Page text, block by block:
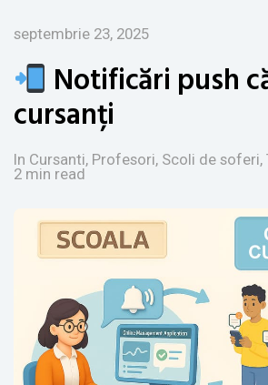
septembrie 23, 2025
Notificări push
cursanți
In Cursanti, Profesori, Scoli de
2 min read